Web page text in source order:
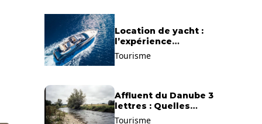
Location de yacht :
l’expérience
exclusive pour
découvrir la
Tourisme
Affluent du Danube 3
lettres : Quelles
solutions trouver ?
Tourisme